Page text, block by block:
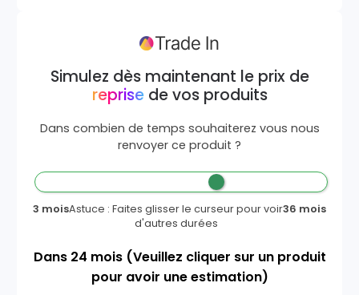
Simulez dès maintenant le prix de
reprisede vos produits
Dans combien de temps souhaiterez vous nous
renvoyer ce produit ?
3 moisAstuce : Faites glisser le curseur pour voir
d'autres durées
36 mois
Dans 24 mois (Veuillez cliquer sur un produit
pour avoir une estimation)